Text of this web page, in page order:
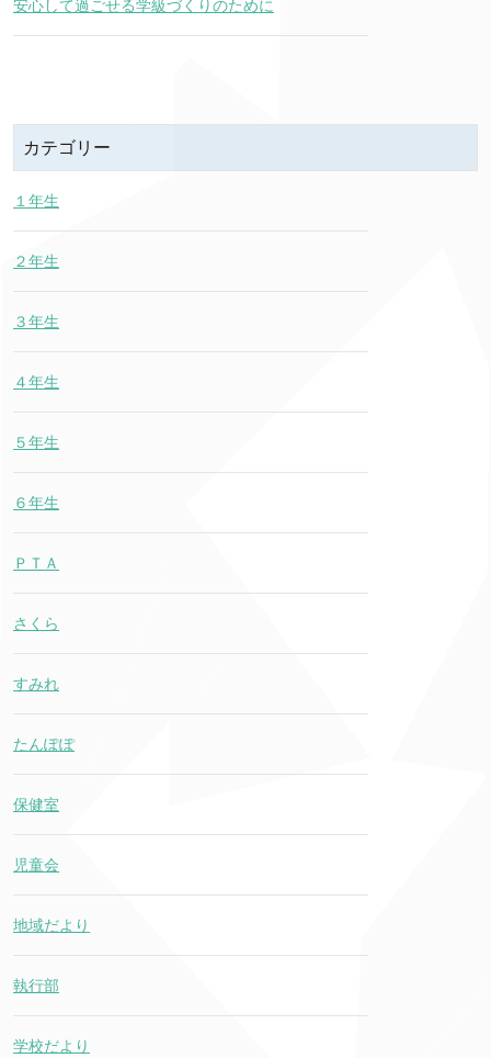
安心して過ごせる学級づくりのために
カテゴリー
１年生
２年生
３年生
４年生
５年生
６年生
ＰＴＡ
さくら
すみれ
たんぽぽ
保健室
児童会
地域だより
執行部
学校だより